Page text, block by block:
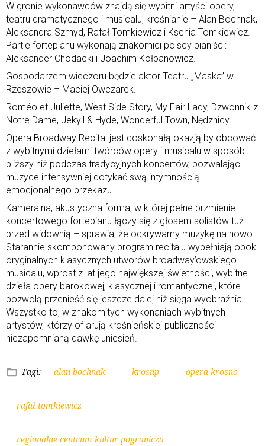
W gronie wykonawców znajdą się wybitni artyści opery,
teatru dramatycznego i musicalu, krośnianie – Alan Bochnak,
Aleksandra Szmyd, Rafał Tomkiewicz i Ksenia Tomkiewicz.
Partie fortepianu wykonają znakomici polscy pianiści:
Aleksander Chodacki i Joachim Kołpanowicz.
Gospodarzem wieczoru będzie aktor Teatru „Maska” w
Rzeszowie – Maciej Owczarek.
Roméo et Juliette, West Side Story, My Fair Lady, Dzwonnik z
Notre Dame, Jekyll & Hyde, Wonderful Town, Nędznicy…
Opera Broadway Recital jest doskonałą okazją by obcować
z wybitnymi dziełami twórców opery i musicalu w sposób
bliższy niż podczas tradycyjnych koncertów, pozwalając
muzyce intensywniej dotykać swą intymnością
emocjonalnego przekazu.
Kameralna, akustyczna forma, w której pełne brzmienie
koncertowego fortepianu łączy się z głosem solistów tuż
przed widownią – sprawia, że odkrywamy muzykę na nowo.
Starannie skomponowany program recitalu wypełniają obok
oryginalnych klasycznych utworów broadway’owskiego
musicalu, wprost z lat jego największej świetności, wybitne
dzieła opery barokowej, klasycznej i romantycznej, które
pozwolą przenieść się jeszcze dalej niż sięga wyobraźnia.
Wszystko to, w znakomitych wykonaniach wybitnych
artystów, którzy ofiarują krośnieńskiej publiczności
niezapomnianą dawkę uniesień.
Tagi: alan bochnak krosnp opera krosno
rafał tomkiewicz
regionalne centrum kultur pogranicza